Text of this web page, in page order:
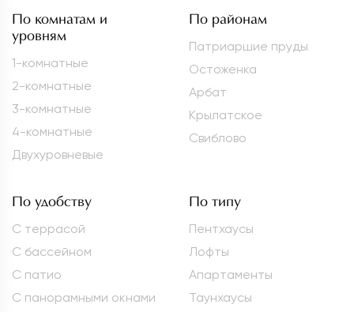
По комнатам и
уровням
1-комнатные
2-комнатные
3-комнатные
4-комнатные
Двухуровневые
По районам
Патриаршие пруды
Остоженка
Арбат
Крылатское
Свиблово
По удобству
С террасой
С бассейном
С патио
С панорамными окнами
По типу
Пентхаусы
Лофты
Апартаменты
Таунхаусы